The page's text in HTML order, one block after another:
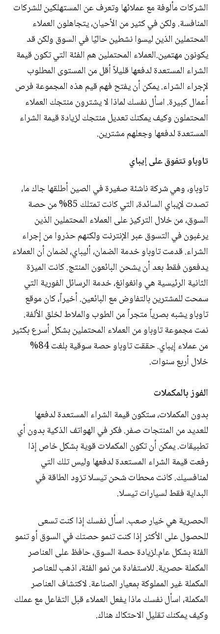
الشركات مألوفة مع عملائها وتعرف عن المستهلكين للشركات
المنافسة. ولكن في كثير من الأحيان، يتجاهلون العملاء
المحتملين الذين ليسوا نشطين حاليًا في السوق ولكن قد
يكونون مهتمين.العملاء المحتملين هم الفئة التي تكون قيمة
الشراء المستعدة لدفعها قليلاً أقل من المستوى المطلوب
لإجراء الشراء. يمكن أن يفتح فهم قيم هذه المجموعة فرص
أعمال كبيرة. اسأل نفسك لماذا لا يشترون منتجك العملاء
المحتملون وكيف يمكنك تعديل منتجك لزيادة قيمة الشراء
المستعدة لدفعها وجعلهم مشترين.
تاوباو تتفوق على إيباي
تاوباو، وهي شركة ناشئة صغيرة في الصين أطلقها جاك ما،
تصدت لإيباي السائدة، التي كانت تمتلك 85% من حصة
السوق، من خلال التركيز على العملاء المحتملين الذين
يرغبون في التسوق عبر الإنترنت ولكنهم حذروا من إجراء
الشراء. قدمت تاوباو خدمة الضمان، أليباي، لضمان أن العملاء
يدفعون فقط بعد أن يشحن البائعون المنتج. كانت الميزة
الثانية الرئيسية هي وانغوانغ، خدمة الرسائل الفورية التي
سمحت للمشترين بالتفاوض مع البائعين. أخيراً، كان موقع
تاوباو يشبه بصرياً متجراً من الطوب والملاط لخلق الألفة.
نمت مجموعة تاوباو من العملاء المحتملين بشكل أسرع بكثير
من عملاء إيباي. حققت تاوباو حصة سوقية بلغت 84%
خلال أربع سنوات.
الفوز بالمكملات
بدون المكملات، ستكون قيمة الشراء المستعدة لدفعها
للعديد من المنتجات صفر. فكر في الهواتف الذكية بدون أي
تطبيقات. يمكن أن تكون المكملات قوية بشكل خاص إذا
رفعت قيمة الشراء المستعدة لدفعها وليس تلك التي
لمنافسيك. كانت محطات شحن تيسلا تزود الطاقة في
البداية فقط لسيارات تيسلا.
الحصرية هي خيار صعب. اسأل نفسك إذا كنت تسعى
للحصول على الأكثر إذا كنت تنمو حصتك في السوق أو تنمو
الفئة بشكل عام.لزيادة حصة السوق، حافظ على العناصر
المكملة حصرية. للاستفادة من نمو الفئة، اذهب للعناصر
المكملة غير المملوكة بمعيار الصناعة. لاكتشاف العناصر
المكملة، اسأل نفسك ماذا يفعل العملاء قبل التفاعل مع عملك
وكيف يمكنك تقليل الاحتكاك هناك.